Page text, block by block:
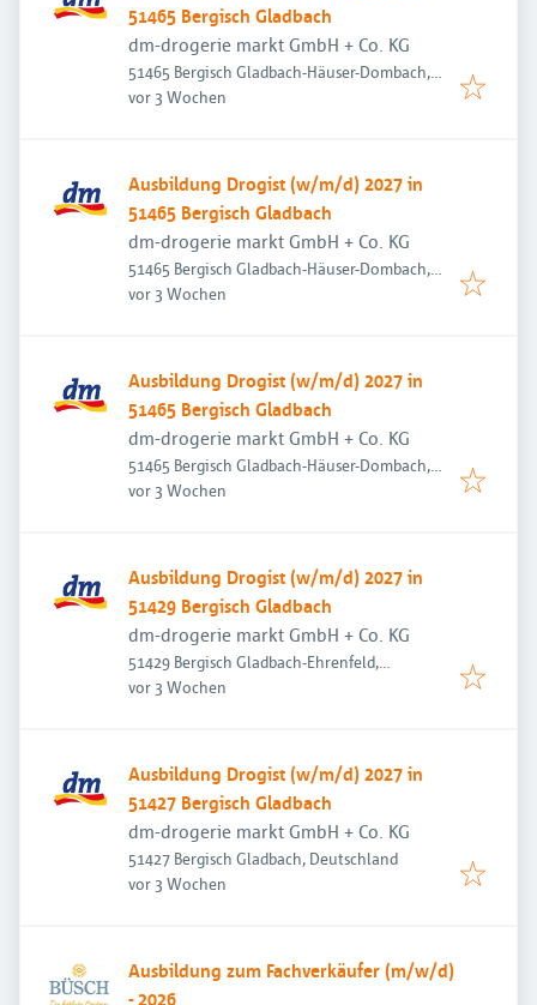
51465 Bergisch Gladbach
dm-drogerie markt GmbH + Co. KG
51465 Bergisch Gladbach-Häuser-Dombach,
Deutschland
Veröffentlicht
vor 3 Wochen
Ausbildung Drogist (w/m/d) 2027 in
51465 Bergisch Gladbach
dm-drogerie markt GmbH + Co. KG
51465 Bergisch Gladbach-Häuser-Dombach,
Deutschland
Veröffentlicht
vor 3 Wochen
Ausbildung Drogist (w/m/d) 2027 in
51465 Bergisch Gladbach
dm-drogerie markt GmbH + Co. KG
51465 Bergisch Gladbach-Häuser-Dombach,
Deutschland
Veröffentlicht
vor 3 Wochen
Ausbildung Drogist (w/m/d) 2027 in
51429 Bergisch Gladbach
dm-drogerie markt GmbH + Co. KG
51429 Bergisch Gladbach-Ehrenfeld,
Deutschland
Veröffentlicht
vor 3 Wochen
Ausbildung Drogist (w/m/d) 2027 in
51427 Bergisch Gladbach
dm-drogerie markt GmbH + Co. KG
51427 Bergisch Gladbach, Deutschland
Veröffentlicht
vor 3 Wochen
Ausbildung zum Fachverkäufer (m/w/d)
- 2026